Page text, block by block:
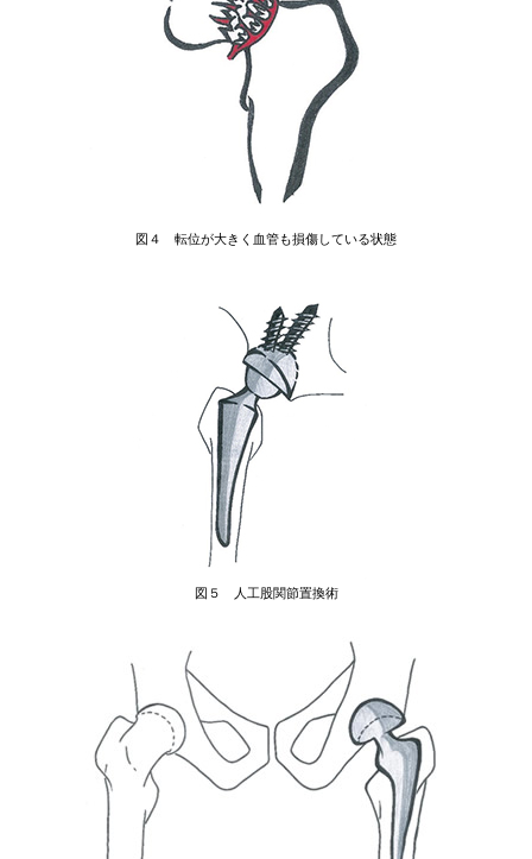
図４ 転位が大きく血管も損傷している状態
図５ 人工股関節置換術